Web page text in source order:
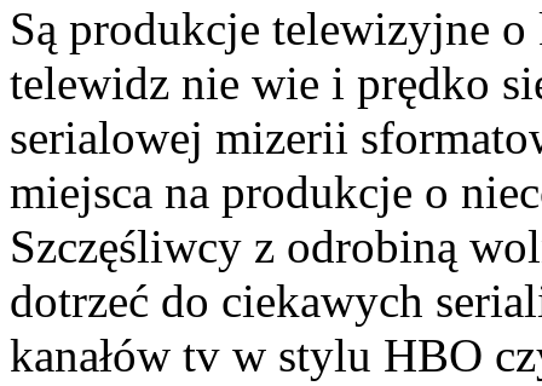
Są produkcje telewizyjne
telewidz nie wie i prędko
serialowej mizerii
miejsca na produkcje o
Szczęśliwcy z odrobiną
dotrzeć do ciekawych
kanałów tv w stylu HBO